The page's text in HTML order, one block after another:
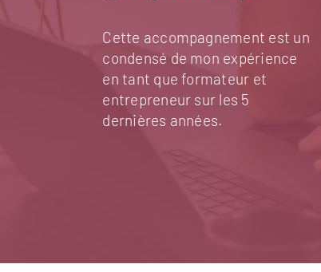
Cette accompagnement est un
condensé de mon expérience
en tant que formateur et
entrepreneur sur les 5
dernières années.